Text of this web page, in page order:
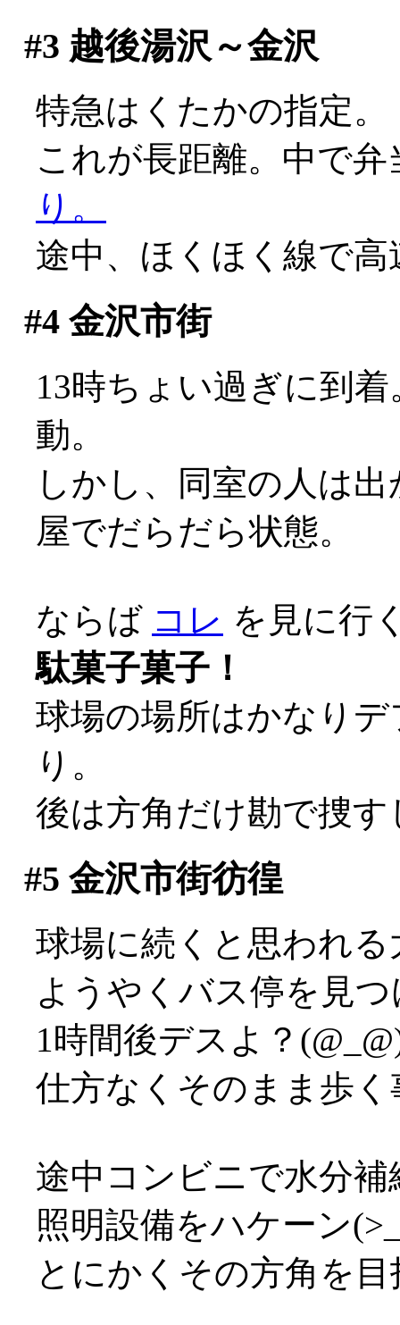
#3 越後湯沢～金沢
特急はくたかの指定。
これが長距離。中で
り。
途中、ほくほく線で
#4金沢市街
13時ちょい過ぎに到
動。
しかし、同室の人は
屋でだらだら状態。
ならば コレ を見に行
駄菓子菓子！
球場の場所はかなり
り。
後は方角だけ勘で捜
#5 金沢市街彷徨
球場に続くと思われ
ようやくバス停を見
1時間後デスよ？
仕方なくそのまま歩く
途中コンビニで水分
照明設備をハケーン
とにかくその方角を